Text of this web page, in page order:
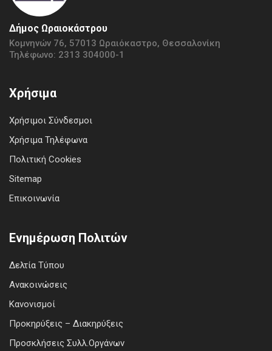
Δήμος Ωραιοκάστρου
Κομνηνών 76, 57013 Ωραιόκαστρο, Θεσσαλονίκη
Τηλέφωνο: 2313 304000-1
Χρήσιμα
Χρήσιμοι Σύνδεσμοι
Χρήσιμα Τηλέφωνα
Πολιτική Cookies
Sitemap
Επικοινωνία
Ενημέρωση Πολιτών
Δελτία Τύπου
Ανακοινώσεις
Κανονισμοί
Προκηρύξεις – Διακηρύξεις
Προσκλήσεις Συλλ.Οργάνων